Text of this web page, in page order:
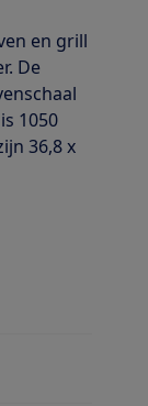
en grill
De
1050
36,8 x